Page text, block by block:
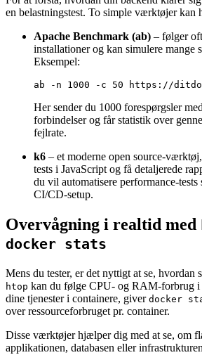
en belastningstest. To simple værktøjer kan
Apache Benchmark (ab) – følger
installationer og kan simulere mange
Eksempel:
Her sender du 1000 forespørgsler
forbindelser og får statistik over
fejlrate.
k6 – et moderne open source-
tests i JavaScript og få detaljerede
du vil automatisere performance-
CI/CD-setup.
Overvågning i realtid med
docker stats
Mens du tester, er det nyttigt at se, hvordan
htop kan du følge CPU- og RAM-forbrug
dine tjenester i containere, giver docker
over ressourceforbruget pr. container.
Disse værktøjer hjælper dig med at se, om
applikationen, databasen eller